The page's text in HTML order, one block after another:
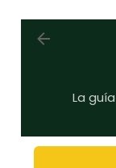
La